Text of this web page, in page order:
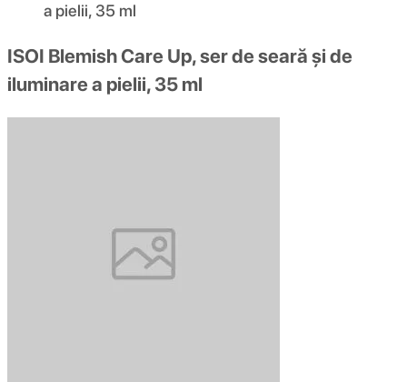
a pielii, 35 ml
ISOI Blemish Care Up, ser de seară și de
iluminare a pielii, 35 ml